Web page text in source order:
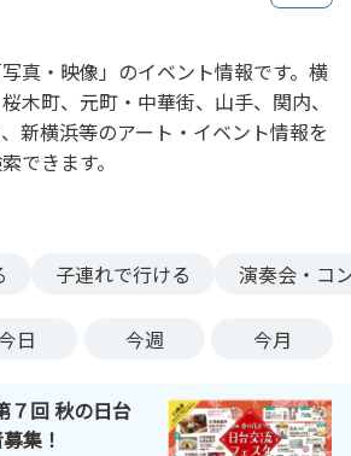
真・映像」のイベント情報です。横
木町、元町・中華街、山手、関内、
新横浜等のアート・イベント情報を
できます。
子連れで行ける 演奏会・コ
日 今週 今月
７回 秋の日台
集！